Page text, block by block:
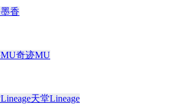
墨香
奇迹MU
天堂Lineage